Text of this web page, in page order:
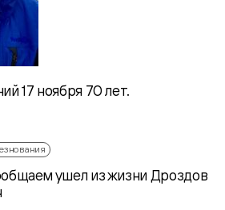
17 ноября 70 лет.
ушел из жизни Дроздов